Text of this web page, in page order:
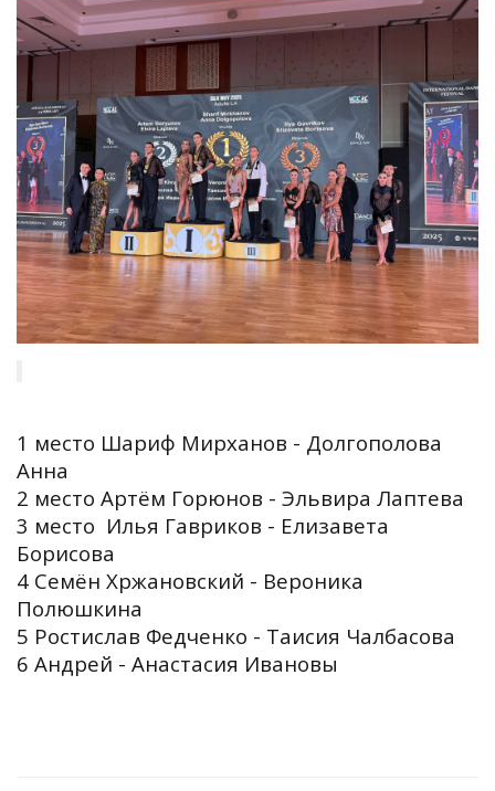
1 место Шариф Мирханов - Долгополова
Анна
2 место Артём Горюнов - Эльвира Лаптева
3 место Илья Гавриков - Елизавета
Борисова
4 Семён Хржановский - Вероника
Полюшкина
5 Ростислав Федченко - Таисия Чалбасова
6 Андрей - Анастасия Ивановы